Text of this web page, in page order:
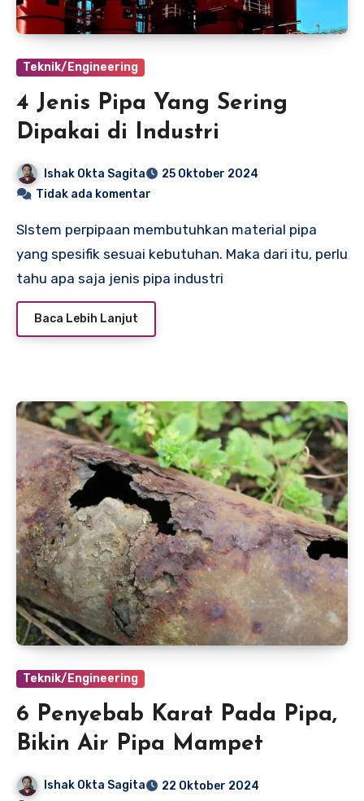
Teknik/Engineering
4 Jenis Pipa Yang Sering
Dipakai di Industri
Ishak Okta Sagita
25 Oktober 2024
Tidak ada komentar
SIstem perpipaan membutuhkan material pipa
yang spesifik sesuai kebutuhan. Maka dari itu, perlu
tahu apa saja jenis pipa industri
Baca Lebih Lanjut
Teknik/Engineering
6 Penyebab Karat Pada Pipa,
Bikin Air Pipa Mampet
Ishak Okta Sagita
22 Oktober 2024